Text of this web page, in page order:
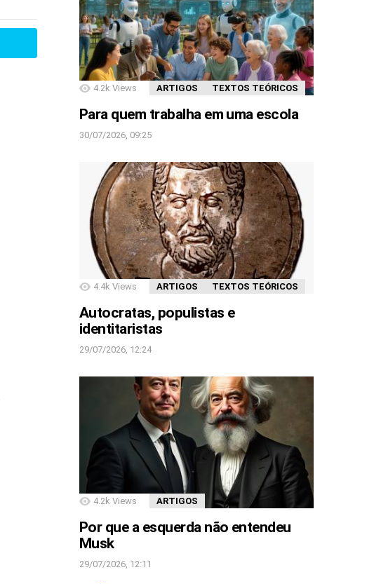
4.2k Views ARTIGOS TEXTOS TEÓRICOS
Para quem trabalha em uma escola
30/07/2026, 09:25
4.4k Views ARTIGOS TEXTOS TEÓRICOS
Autocratas, populistas e
identitaristas
29/07/2026, 12:24
4.2k Views ARTIGOS
Por que a esquerda não entendeu
Musk
29/07/2026, 12:11